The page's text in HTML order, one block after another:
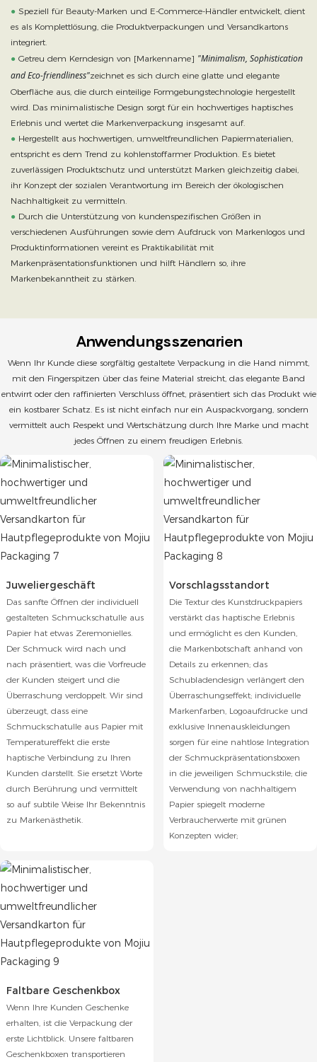
● Speziell für Beauty-Marken und E-Commerce-Händler entwickelt, dient
es als Komplettlösung, die Produktverpackungen und Versandkartons
integriert.
● Getreu dem Kerndesign von [Markenname] "Minimalism, Sophistication
and Eco-friendliness"zeichnet es sich durch eine glatte und elegante
Oberfläche aus, die durch einteilige Formgebungstechnologie hergestellt
wird. Das minimalistische Design sorgt für ein hochwertiges haptisches
Erlebnis und wertet die Markenverpackung insgesamt auf.
● Hergestellt aus hochwertigen, umweltfreundlichen Papiermaterialien,
entspricht es dem Trend zu kohlenstoffarmer Produktion. Es bietet
zuverlässigen Produktschutz und unterstützt Marken gleichzeitig dabei,
ihr Konzept der sozialen Verantwortung im Bereich der ökologischen
Nachhaltigkeit zu vermitteln.
● Durch die Unterstützung von kundenspezifischen Größen in
verschiedenen Ausführungen sowie dem Aufdruck von Markenlogos und
Produktinformationen vereint es Praktikabilität mit
Markenpräsentationsfunktionen und hilft Händlern so, ihre
Markenbekanntheit zu stärken.
Anwendungsszenarien
Wenn Ihr Kunde diese sorgfältig gestaltete Verpackung in die Hand nimmt,
mit den Fingerspitzen über das feine Material streicht, das elegante Band
entwirrt oder den raffinierten Verschluss öffnet, präsentiert sich das Produkt wie
ein kostbarer Schatz. Es ist nicht einfach nur ein Auspackvorgang, sondern
vermittelt auch Respekt und Wertschätzung durch Ihre Marke und macht
jedes Öffnen zu einem freudigen Erlebnis.
Juweliergeschäft
Das sanfte Öffnen der individuell
gestalteten Schmuckschatulle aus
Papier hat etwas Zeremonielles.
Der Schmuck wird nach und
nach präsentiert, was die Vorfreude
der Kunden steigert und die
Überraschung verdoppelt. Wir sind
überzeugt, dass eine
Schmuckschatulle aus Papier mit
Temperatureffekt die erste
haptische Verbindung zu Ihren
Kunden darstellt. Sie ersetzt Worte
durch Berührung und vermittelt
so auf subtile Weise Ihr Bekenntnis
zu Markenästhetik.
Vorschlagsstandort
Die Textur des Kunstdruckpapiers
verstärkt das haptische Erlebnis
und ermöglicht es den Kunden,
die Markenbotschaft anhand von
Details zu erkennen; das
Schubladendesign verlängert den
Überraschungseffekt; individuelle
Markenfarben, Logoaufdrucke und
exklusive Innenauskleidungen
sorgen für eine nahtlose Integration
der Schmuckpräsentationsboxen
in die jeweiligen Schmuckstile; die
Verwendung von nachhaltigem
Papier spiegelt moderne
Verbraucherwerte mit grünen
Konzepten wider;
Faltbare Geschenkbox
Wenn Ihre Kunden Geschenke
erhalten, ist die Verpackung der
erste Lichtblick. Unsere faltbaren
Geschenkboxen transportieren